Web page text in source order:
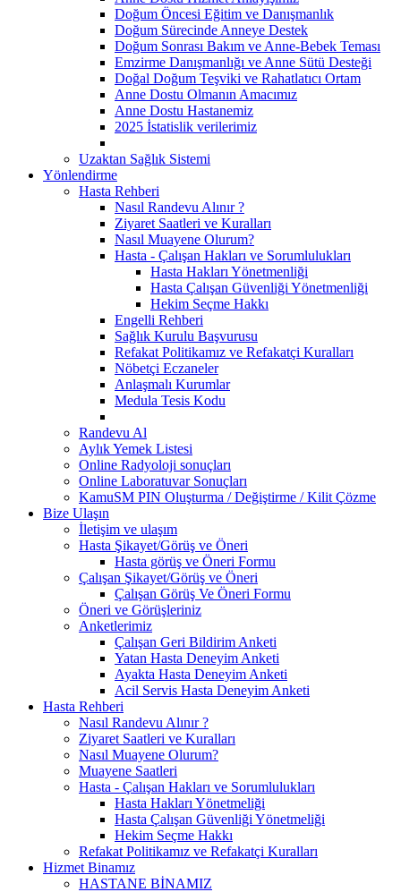
Doğum Öncesi Eğitim ve Danışmanlık
Doğum Sürecinde Anneye Destek
Doğum Sonrası Bakım ve Anne-Bebek Teması
Emzirme Danışmanlığı ve Anne Sütü Desteği
Doğal Doğum Teşviki ve Rahatlatıcı Ortam
Anne Dostu Olmanın Amacımız
Anne Dostu Hastanemiz
2025 İstatislik verilerimiz
Uzaktan Sağlık Sistemi
Yönlendirme
Hasta Rehberi
Nasıl Randevu Alınır ?
Ziyaret Saatleri ve Kuralları
Nasıl Muayene Olurum?
Hasta - Çalışan Hakları ve Sorumlulukları
Hasta Hakları Yönetmenliği
Hasta Çalışan Güvenliği Yönetmenliği
Hekim Seçme Hakkı
Engelli Rehberi
Sağlık Kurulu Başvurusu
Refakat Politikamız ve Refakatçi Kuralları
Nöbetçi Eczaneler
Anlaşmalı Kurumlar
Medula Tesis Kodu
Randevu Al
Aylık Yemek Listesi
Online Radyoloji sonuçları
Online Laboratuvar Sonuçları
KamuSM PIN Oluşturma / Değiştirme / Kilit Çözme
Bize Ulaşın
İletişim ve ulaşım
Hasta Şikayet/Görüş ve Öneri
Hasta görüş ve Öneri Formu
Çalışan Şikayet/Görüş ve Öneri
Çalışan Görüş Ve Öneri Formu
Öneri ve Görüşleriniz
Anketlerimiz
Çalışan Geri Bildirim Anketi
Yatan Hasta Deneyim Anketi
Ayakta Hasta Deneyim Anketi
Acil Servis Hasta Deneyim Anketi
Hasta Rehberi
Nasıl Randevu Alınır ?
Ziyaret Saatleri ve Kuralları
Nasıl Muayene Olurum?
Muayene Saatleri
Hasta - Çalışan Hakları ve Sorumlulukları
Hasta Hakları Yönetmeliği
Hasta Çalışan Güvenliği Yönetmeliği
Hekim Seçme Hakkı
Refakat Politikamız ve Refakatçi Kuralları
Hizmet Binamız
HASTANE BİNAMIZ